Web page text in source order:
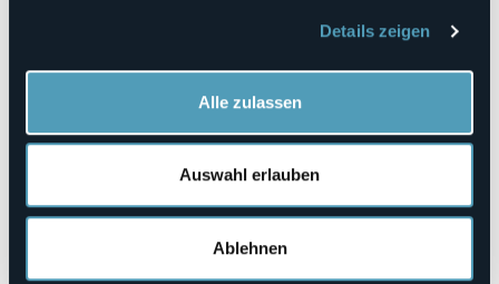
Details zeigen
Alle zulassen
Auswahl erlauben
Ablehnen
http://www.lafinestrasullago.it/
Piazza San Giuliano, 7